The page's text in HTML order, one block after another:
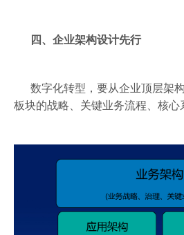
四、企业架构设计先行
数字化转型，要从企业顶层架
板块的战略、关键业务流程、核心